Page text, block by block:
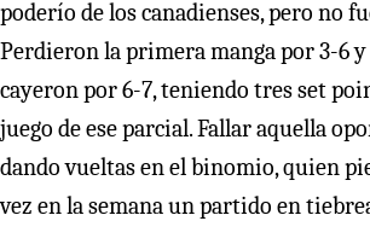
poderío de los canadienses, pero no
Perdieron la primera manga por 3-6 y
cayeron por 6-7, teniendo tres set
juego de ese parcial. Fallar aquella
dando vueltas en el binomio, quien
vez en la semana un partido en